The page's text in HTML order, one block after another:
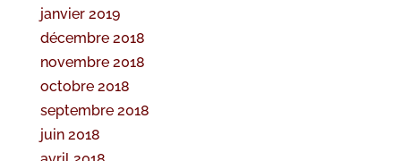
janvier 2019
décembre 2018
novembre 2018
octobre 2018
septembre 2018
juin 2018